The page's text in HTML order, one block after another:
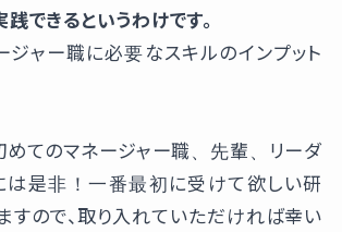
践できるというわけです。
ジャー職に必要なスキルのインプット
めてのマネージャー職、先輩、リーダ
は是非！一番最初に受けて欲しい研
すので、取り入れていただければ幸い